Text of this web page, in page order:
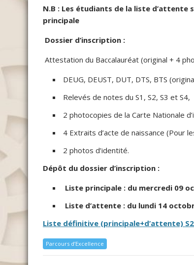
N.B : Les étudiants de la liste d’attente
principale
Dossier d’inscription :
Attestation du Baccalauréat (original + 4
DEUG, DEUST, DUT, DTS, BTS
Relevés de notes du S1, S2, S3 et S4,
2 photocopies de la Carte Nationale
4 Extraits d’acte de naissance (Pour
2 photos d’identité.
Dépôt du dossier d’inscription :
Liste principale : du mercredi 09
Liste d’attente : du lundi 14
Liste définitive (principale+d’attente)
Parcours d’Excellence